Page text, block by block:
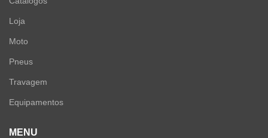
Loja
Moto
Pneus
Travagem
Equipamentos
MENU